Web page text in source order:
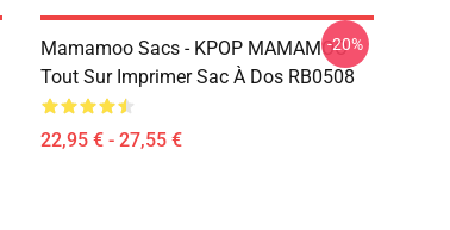
Mamamoo Sacs - KPOP MAMAMOO
Tout Sur Imprimer Sac À Dos RB0508
22,95 € - 27,55 €
-20%